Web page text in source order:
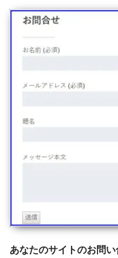
あなたのサイトのお問